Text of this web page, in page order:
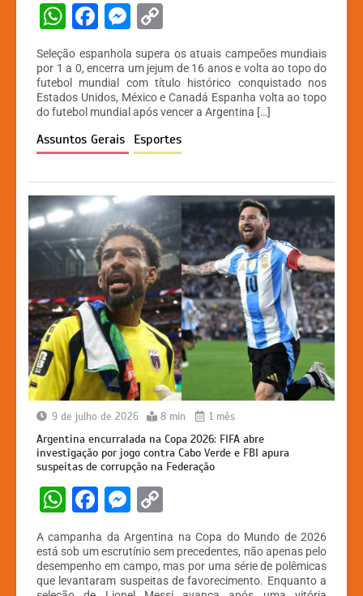
W
h
at
s
A
p
F
a
c
e
b
o
k
M
s
s
e
n
er
p
y
Li
n
Seleção espanhola supera os atuais campeões mundiais
por 1 a 0, encerra um jejum de 16 anos e volta ao topo do
futebol mundial com título histórico conquistado nos
Estados Unidos, México e Canadá Espanha volta ao topo
do futebol mundial após vencer a Argentina […]
Assuntos Gerais Esportes
9 de julho de 2026 8 min 1 mês
Argentina encurralada na Copa 2026: FIFA abre
investigação por jogo contra Cabo Verde e FBI apura
suspeitas de corrupção na Federação
W
at
s
F
a
c
e
M
s
s
p
y
A campanha da Argentina na Copa do Mundo de 2026
está sob um escrutínio sem precedentes, não apenas pelo
desempenho em campo, mas por uma série de polêmicas
que levantaram suspeitas de favorecimento. Enquanto a